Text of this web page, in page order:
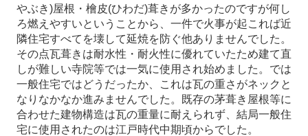
やぶき)屋根・檜皮(ひわだ)葺きが多かったのですが何し
ろ燃えやすいということから、一件で火事が起これば近
隣住宅すべてを壊して延焼を防ぐ他ありませんでした。
その点瓦葺きは耐水性・耐火性に優れていたため建て直
しが難しい寺院等では一気に使用され始めました。では
一般住宅ではどうだったか、これは瓦の重さがネックと
なりなかなか進みませんでした。既存の茅葺き屋根等に
合わせた建物構造は瓦の重量に耐えられず、結局一般住
宅に使用されたのは江戸時代中期頃からでした。